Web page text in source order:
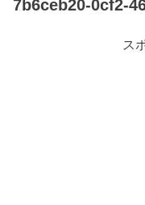
7b6ceb20-0cf2-
ス